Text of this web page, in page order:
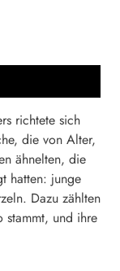
richtete sich
die von Alter,
ähnelten, die
hatten: junge
Dazu zählten
stammt, und ihre